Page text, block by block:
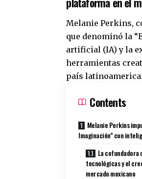
Melanie Perkins,
que denominó la
artificial (IA) y la
herramientas
país
Contents
Melanie Perkins
Imaginación” con
La cofundadora
tecnológicas y el
mercado mexicano